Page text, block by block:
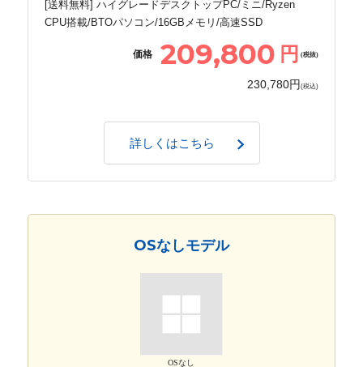
[送料無料] ハイグレードデスクトップPC/ミニ/Ryzen
CPU搭載/BTOパソコン/16GBメモリ/高速SSD
価格 209,800 円 (税抜)
230,780円 (税込)
詳しくはこちら
OSなしモデル
OSなし